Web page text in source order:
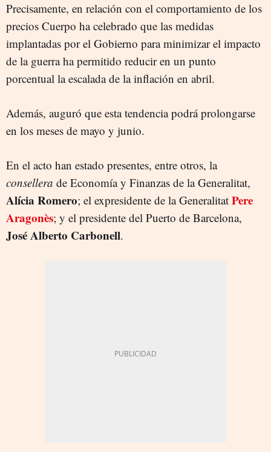
Precisamente, en relación con el comportamiento de los
precios Cuerpo ha celebrado que las medidas
implantadas por el Gobierno para minimizar el impacto
de la guerra ha permitido reducir en un punto
porcentual la escalada de la inflación en abril.
Además, auguró que esta tendencia podrá prolongarse
en los meses de mayo y junio.
En el acto han estado presentes, entre otros, la
consellera de Economía y Finanzas de la Generalitat,
Alícia Romero; el expresidente de la Generalitat Pere
Aragonès; y el presidente del Puerto de Barcelona,
José Alberto Carbonell.